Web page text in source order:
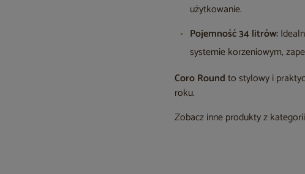
użytkowanie.
Pojemność 34 litrów:
systemie korzeniowym,
Coro Roundto stylowy i
roku.
Zobacz inne produkty z kategorii